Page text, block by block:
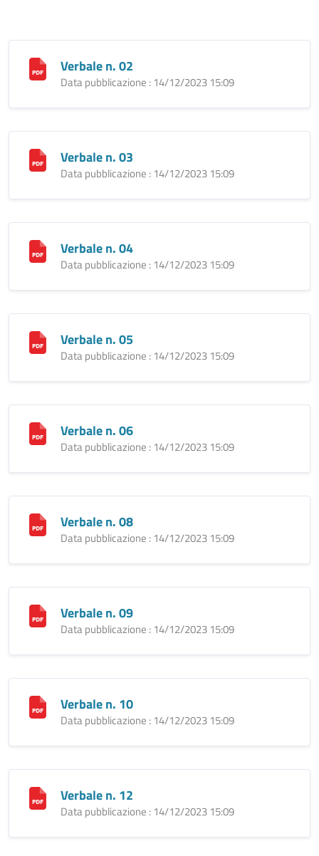
Verbale n. 02
Data pubblicazione : 14/12/2023 15:09
Verbale n. 03
Data pubblicazione : 14/12/2023 15:09
Verbale n. 04
Data pubblicazione : 14/12/2023 15:09
Verbale n. 05
Data pubblicazione : 14/12/2023 15:09
Verbale n. 06
Data pubblicazione : 14/12/2023 15:09
Verbale n. 08
Data pubblicazione : 14/12/2023 15:09
Verbale n. 09
Data pubblicazione : 14/12/2023 15:09
Verbale n. 10
Data pubblicazione : 14/12/2023 15:09
Verbale n. 12
Data pubblicazione : 14/12/2023 15:09